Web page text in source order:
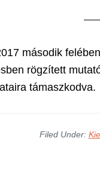
második
rögzített
támaszkodva.
Filed Under: